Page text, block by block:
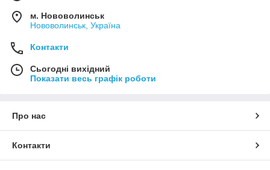
м. Нововолинськ
Нововолинськ, Україна
Контакти
Сьогодні вихідний
Показати весь графік роботи
Про нас
Контакти